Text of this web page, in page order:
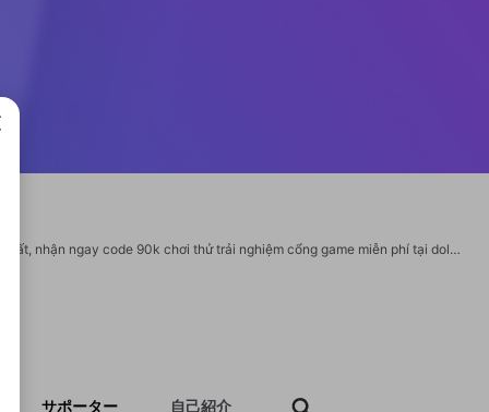
Dola88 – Cổng game đổi thưởng mới ra mắt 2025. Link tải app cho APK/IOS mới nhất, nhận ngay code 90k chơi thử trải nghiệm cổng game miễn phí tại dola88.baby Thông Tin Liên Hệ Tên thương hiệu: dola88 Website: https://dola88.baby/ Mail : support@dola88.baby Số điện thoại: 0763548754 Địa chỉ: 10/04 Hoàng Kiếm, Hai Bà Trưng, Hà Nội, Việt Nam Zipcode: 000084 Hashtag #dola88 #nhacaidola88 #conggamedola88 #dola88baby https://x.com/dola88bb https://www.youtube.com/@dola88bb https://www.tumblr.com/dola88bb https://www.twitch.tv/dola88bb/about https://decidim.pontault-combault.fr/profiles/dola88bb/activity https://www.instapaper.com/p/dola88bb https://www.blogger.com/profile/03647810652907964484 https://www.behance.net/nhcidola88 https://os.mbed.com/users/dola88bb/ https://experiment.com/users/ddola88 https://qiita.com/dola88bb1 https://profile.hatena.ne.jp/dola88bb/profile https://b.hatena.ne.jp/dola88bb/ https://www.renderosity.com/users/id:1653719
サポーター 自己紹介